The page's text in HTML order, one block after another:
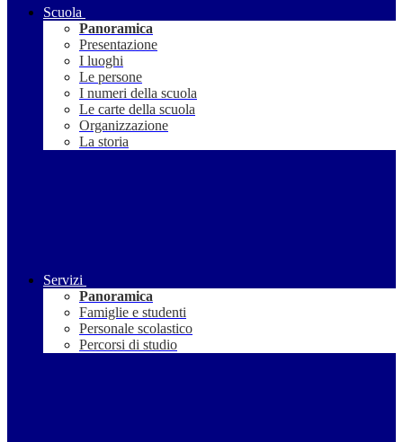
Scuola
Panoramica
Presentazione
I luoghi
Le persone
I numeri della scuola
Le carte della scuola
Organizzazione
La storia
Servizi
Panoramica
Famiglie e studenti
Personale scolastico
Percorsi di studio